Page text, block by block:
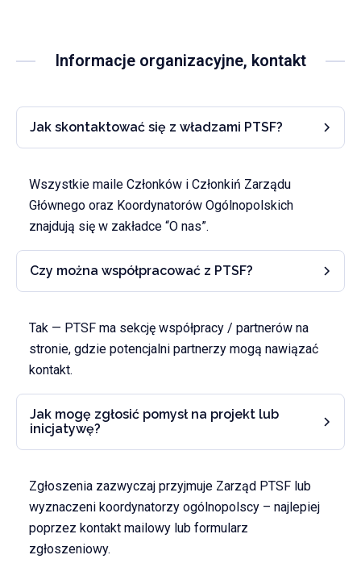
Informacje organizacyjne, kontakt
Jak skontaktować się z władzami PTSF?
Wszystkie maile Członków i Członkiń Zarządu
Głównego oraz Koordynatorów Ogólnopolskich
znajdują się w zakładce “O nas”.
Czy można współpracować z PTSF?
Tak — PTSF ma sekcję współpracy / partnerów na
stronie, gdzie potencjalni partnerzy mogą nawiązać
kontakt.
Jak mogę zgłosić pomysł na projekt lub
inicjatywę?
Zgłoszenia zazwyczaj przyjmuje Zarząd PTSF lub
wyznaczeni koordynatorzy ogólnopolscy – najlepiej
poprzez kontakt mailowy lub formularz
zgłoszeniowy.